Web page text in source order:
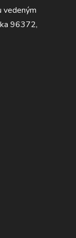
vedeným
96372,